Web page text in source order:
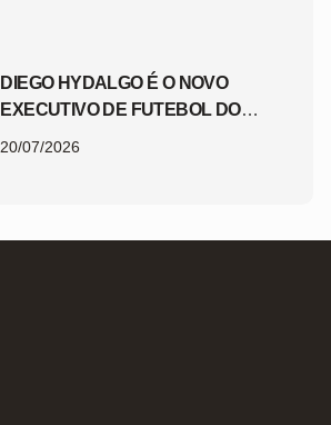
DIEGO HYDALGO É O NOVO
EXECUTIVO DE FUTEBOL DO
20/07/2026